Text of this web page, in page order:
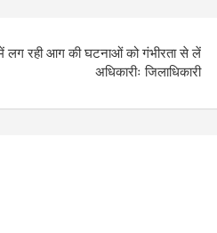
लग रही आग की घटनाओं को गंभीरता से लें
अधिकारीः जिलाधिकारी